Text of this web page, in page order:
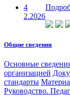
4
2.2026
Общие сведения
Основные
организацией
стандарты
Руководство.